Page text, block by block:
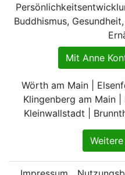
Buddhismus,
Mit Anne
Wörth am Main |
Klingenberg am Main |
Kleinwallstadt |